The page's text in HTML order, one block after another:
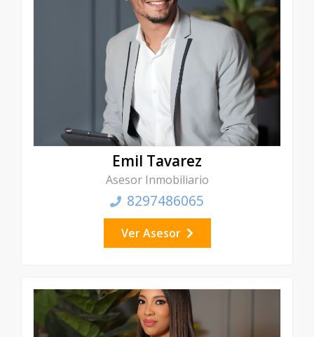
Emil Tavarez
Asesor Inmobiliario
8297486065
Ver Asesor